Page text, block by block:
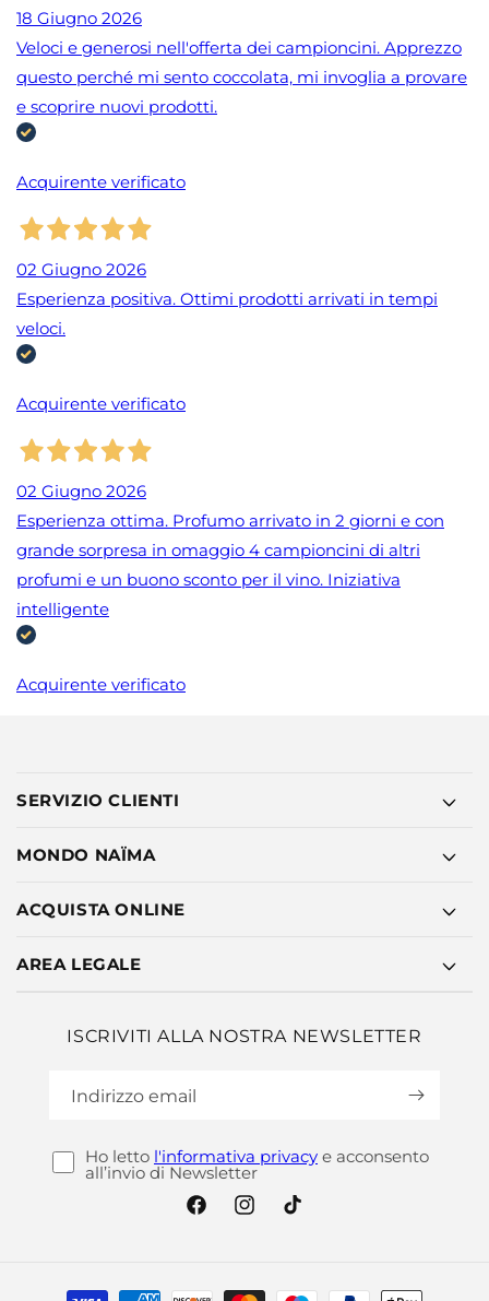
18 Giugno 2026
Veloci e generosi nell'offerta dei campioncini. Apprezzo
questo perché mi sento coccolata, mi invoglia a provare
e scoprire nuovi prodotti.
Acquirente verificato
02 Giugno 2026
Esperienza positiva. Ottimi prodotti arrivati in tempi
veloci.
Acquirente verificato
02 Giugno 2026
Esperienza ottima. Profumo arrivato in 2 giorni e con
grande sorpresa in omaggio 4 campioncini di altri
profumi e un buono sconto per il vino. Iniziativa
intelligente
Acquirente verificato
SERVIZIO CLIENTI
MONDO NAÏMA
ACQUISTA ONLINE
AREA LEGALE
ISCRIVITI ALLA NOSTRA NEWSLETTER
Indirizzo email
Ho letto l'informativa privacy e acconsento
all’invio di Newsletter
FacebookInstagram
TikTok
Metodi